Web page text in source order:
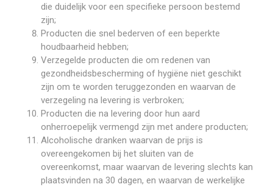
die duidelijk voor een specifieke persoon bestemd
zijn;
Producten die snel bederven of een beperkte
houdbaarheid hebben;
Verzegelde producten die om redenen van
gezondheidsbescherming of hygiëne niet geschikt
zijn om te worden teruggezonden en waarvan de
verzegeling na levering is verbroken;
Producten die na levering door hun aard
onherroepelijk vermengd zijn met andere producten;
Alcoholische dranken waarvan de prijs is
overeengekomen bij het sluiten van de
overeenkomst, maar waarvan de levering slechts kan
plaatsvinden na 30 dagen, en waarvan de werkelijke